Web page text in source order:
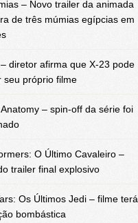
– Novo trailer da animada
de três múmias egípcias em
diretor afirma que X-23 pode
seu próprio filme
Anatomy – spin-off da série foi
O Último Cavaleiro –
trailer final explosivo
Os Últimos Jedi – filme terá
bombástica